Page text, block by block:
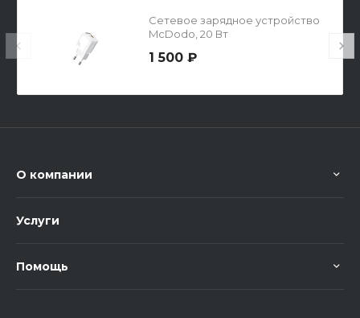
Сетевое зарядное устройство
McDodo, 20 Вт
1 500 ₽
О компании
Услуги
Помощь